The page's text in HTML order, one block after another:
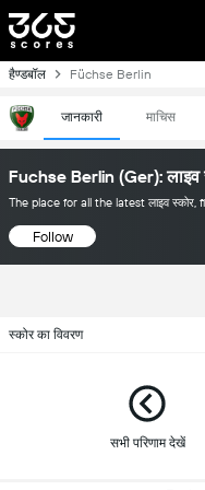
हैण्डबॉल Füchse Berlin
जानकारी माचिस
Fuchse Berlin (Ger): लाइव
The place for all the latest लाइव
Follow
स्कोर का विवरण
सभी परिणाम देखें